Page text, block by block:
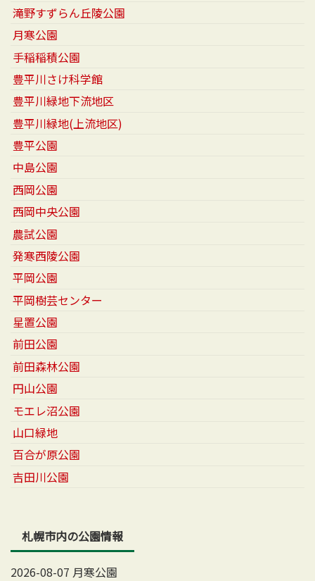
滝野すずらん丘陵公園
月寒公園
手稲稲積公園
豊平川さけ科学館
豊平川緑地下流地区
豊平川緑地(上流地区)
豊平公園
中島公園
西岡公園
西岡中央公園
農試公園
発寒西陵公園
平岡公園
平岡樹芸センター
星置公園
前田公園
前田森林公園
円山公園
モエレ沼公園
山口緑地
百合が原公園
吉田川公園
札幌市内の公園情報
2026-08-07 月寒公園